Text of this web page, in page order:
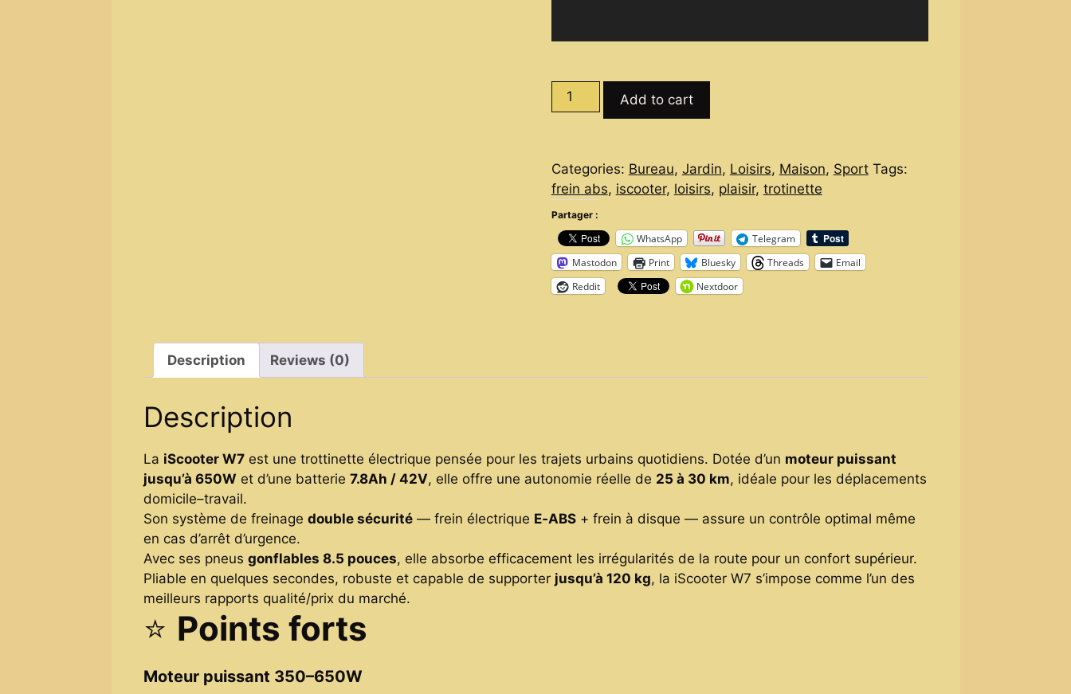
iScooter
W7
Électrique
650W,
25
km/h,
25–
30
km
Charge
120
quantity
Add to cart
Categories: Bureau, Jardin, Loisirs, Maison, Sport Tags:
frein abs, iscooter, loisirs, plaisir, trotinette
Partager :
WhatsApp
Telegram
Mastodon
Print Bluesky Threads
Email
Reddit
Nextdoor
Description Reviews (0)
Description
La iScooter W7est une trottinette électrique pensée pour les trajets urbains quotidiens. Dotée d’un moteur puissant
jusqu’à 650W et d’une batterie 7.8Ah / 42V, elle offre une autonomie réelle de 25 à 30 km, idéale pour les déplacements
domicile–travail.
Son système de freinage double sécurité— frein électrique E‑ABS+ frein à disque — assure un contrôle optimal même
en cas d’arrêt d’urgence.
Avec ses pneus gonflables 8.5 pouces, elle absorbe efficacement les irrégularités de la route pour un confort supérieur.
Pliable en quelques secondes, robuste et capable de supporter jusqu’à 120 kg, la iScooter W7 s’impose comme l’un des
meilleurs rapports qualité/prix du marché.
⭐ Points forts
Moteur puissant 350–650W